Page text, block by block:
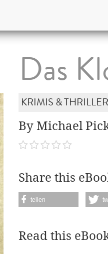
Das
KRIMIS & THRILLER
By Michael
Share this
teilen
Read this